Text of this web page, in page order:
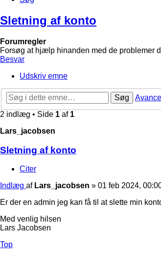
Sletning af konto
Forumregler
Forsøg at hjælp hinanden med de problemer
Besvar
Udskriv emne
Søg
2 indlæg • Side 1 af 1
Lars_jacobsen
Sletning af konto
Citer
Indlæg af Lars_jacobsen » 01 feb 2024,
Er der en admin jeg kan få til at slette min
Med venlig hilsen
Lars Jacobsen
Top